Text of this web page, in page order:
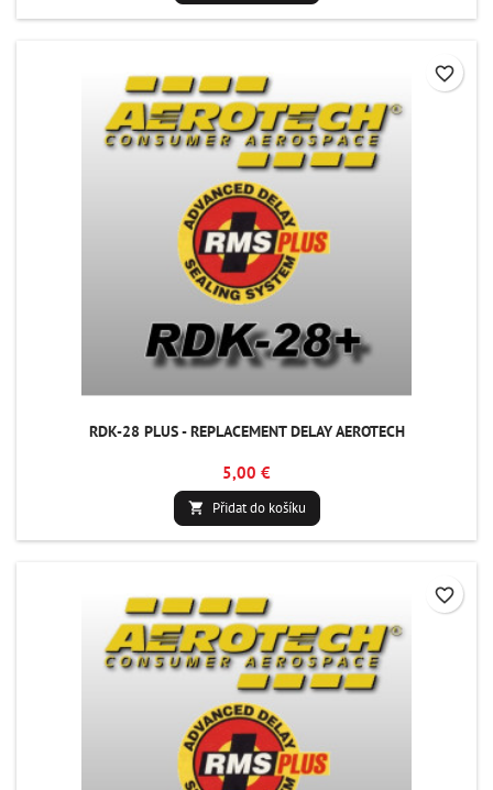
RDK-28 PLUS - REPLACEMENT DELAY AEROTECH
5,00 €
 Přidat do košíku
favorite_border
favorite_border